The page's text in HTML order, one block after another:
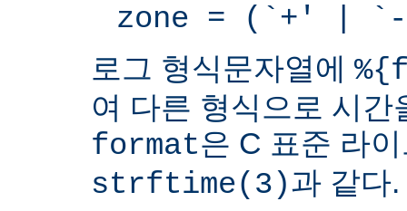
zone = (`+' | `-
로그 형식문자열에
여 다른 형식으로 시간
format은 C 표준 라
strftime(3)과 같다.